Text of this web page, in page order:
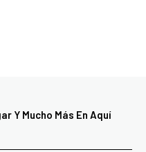
Y Mucho Más En Aquí